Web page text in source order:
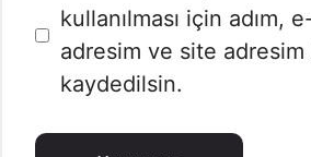
sitesi
kullanılması için adım,
adresim ve site adresim
kaydedilsin.